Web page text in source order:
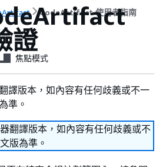
CodeArtifact 使用者指南
證
焦點模式
譯版本，如內容有任何歧義或不一
準。
翻譯版本，如內容有任何歧義或不
版為準。